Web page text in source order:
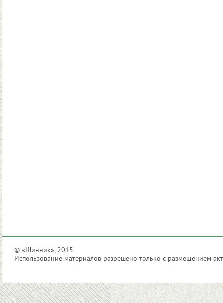
© «Шинник», 2015
Использование материалов разрешено только с размещением